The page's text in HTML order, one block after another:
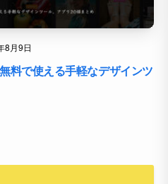
8月9日
料で使える手軽なデザインツ